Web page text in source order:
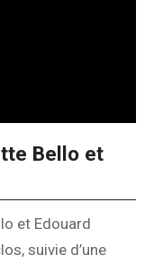
Bello et
et Edouard
suivie d’une